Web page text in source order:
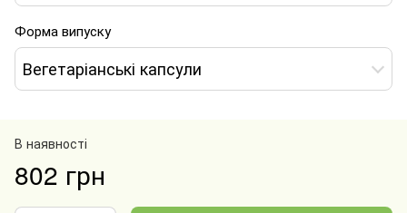
Форма випуску
Вегетаріанські капсули
В наявності
802 грн